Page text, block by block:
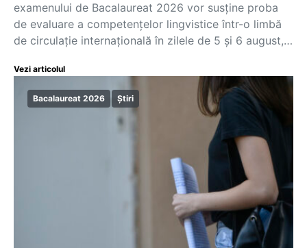
examenului de Bacalaureat 2026 vor susține proba
de evaluare a competențelor lingvistice într-o limbă
de circulație internațională în zilele de 5 și 6 august,…
Vezi articolul
Bacalaureat 2026 Știri